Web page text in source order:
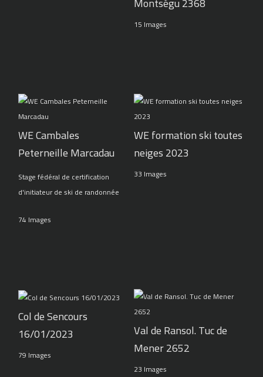
15 Images
WE Cambales
Peterneille Marcadau
Stage fédéral de certification
d'initiateur de ski de randonnée
74 Images
WE formation ski toutes
neiges 2023
33 Images
Col de Sencours
16/01/2023
79 Images
Val de Ransol. Tuc de
Mener 2652
23 Images